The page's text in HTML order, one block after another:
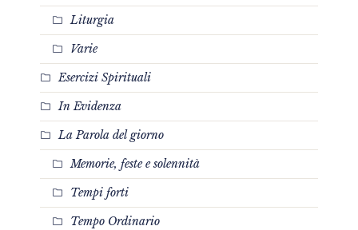
Liturgia
Varie
Esercizi Spirituali
In Evidenza
La Parola del giorno
Memorie, feste e solennità
Tempi forti
Tempo Ordinario